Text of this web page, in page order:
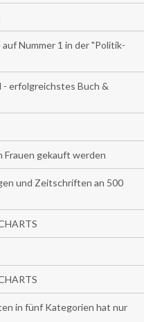
Nummer 1 in der "Politik-
- erfolgreichstes Buch &
Frauen gekauft werden
und Zeitschriften an 500
in fünf Kategorien hat nur